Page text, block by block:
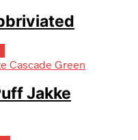
Jakke